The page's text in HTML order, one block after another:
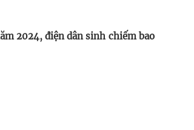
2024, điện dân sinh chiếm bao